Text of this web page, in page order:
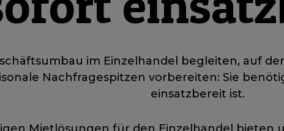
im Einzelhandel begleiten, auf
Nachfragespitzen vorbereiten: Sie
einsatzbereit ist.